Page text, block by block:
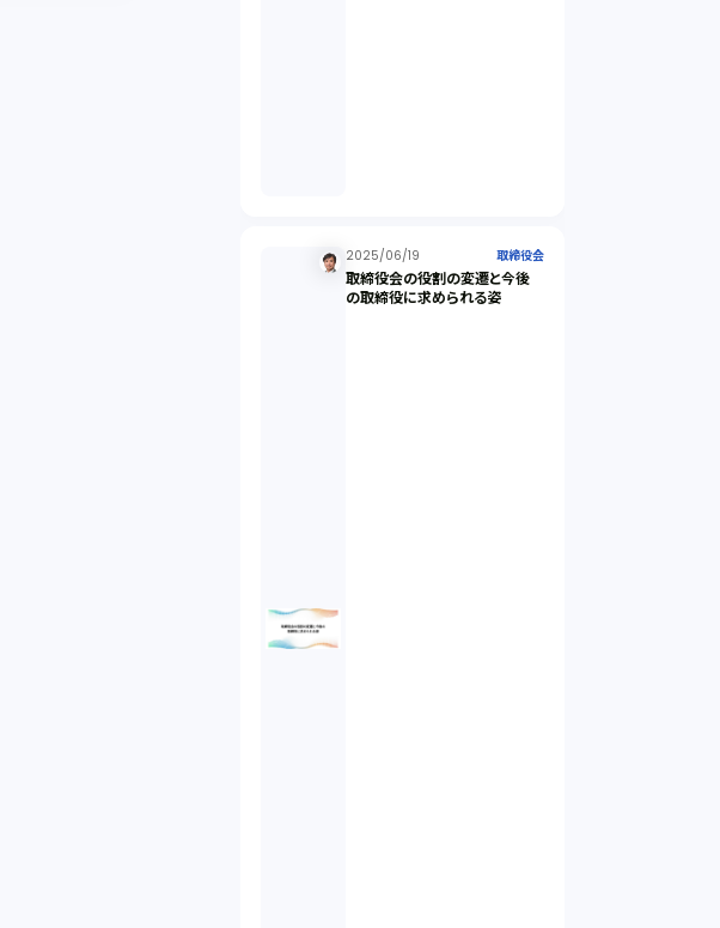
消費者契約法（5）
労働者派遣法（1）
2025/06/19 取締役会
取締役会の役割の変遷と今後
の取締役に求められる姿